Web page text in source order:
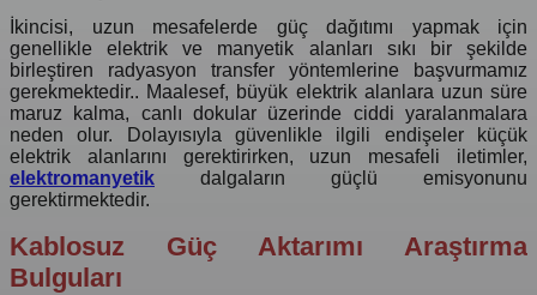
İkincisi, uzun mesafelerde güç dağıtımı yapmak için
genellikle elektrik ve manyetik alanları sıkı bir şekilde
birleştiren radyasyon transfer yöntemlerine başvurmamız
gerekmektedir.. Maalesef, büyük elektrik alanlara uzun süre
maruz kalma, canlı dokular üzerinde ciddi yaralanmalara
neden olur. Dolayısıyla güvenlikle ilgili endişeler küçük
elektrik alanlarını gerektirirken, uzun mesafeli iletimler,
elektromanyetik
dalgaların güçlü emisyonunu
gerektirmektedir.
Kablosuz Güç Aktarımı Araştırma
Bulguları